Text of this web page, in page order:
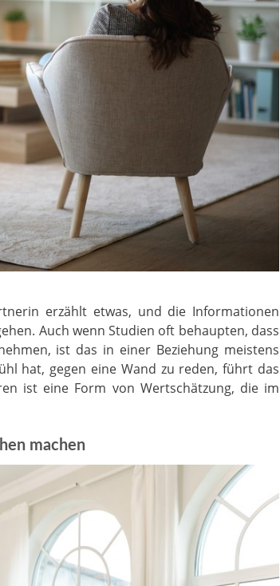
erzählt etwas, und die Informationen
Auch wenn Studien oft behaupten, dass
ist das in einer Beziehung meistens
hat, gegen eine Wand zu reden, führt das
ist eine Form von Wertschätzung, die im
machen